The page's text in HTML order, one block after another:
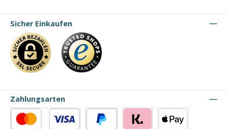
Sicher Einkaufen
Zahlungsarten